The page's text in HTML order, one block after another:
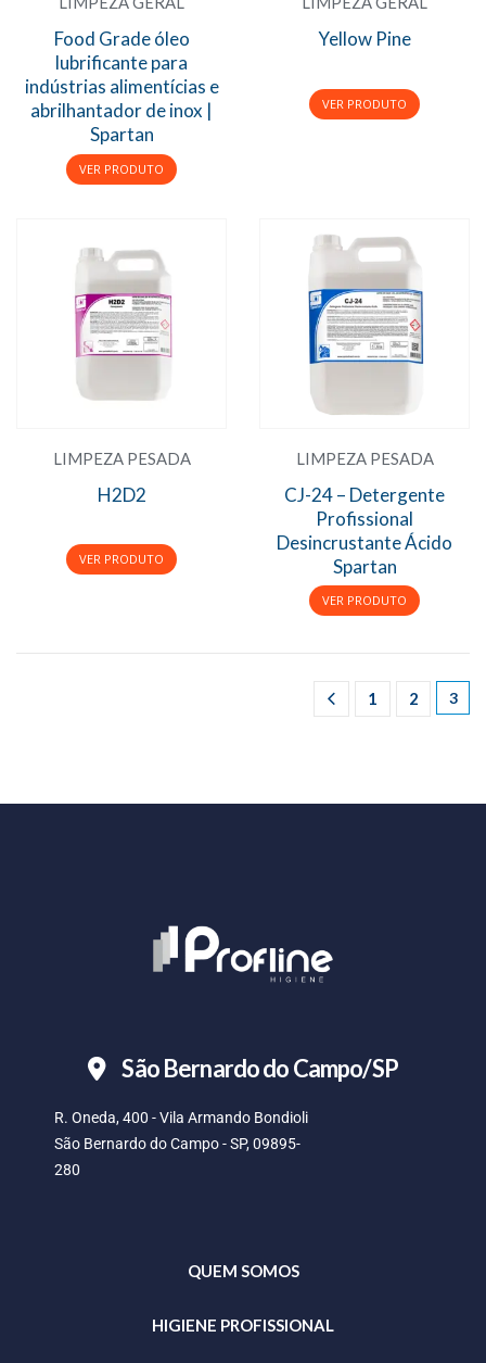
Food Grade óleo
lubrificante para
indústrias alimentícias e
abrilhantador de inox |
Spartan
Yellow Pine
LIMPEZA PESADA
H2D2
LIMPEZA PESADA
CJ-24 – Detergente
Profissional
Desincrustante Ácido
Spartan
1 2 3
São Bernardo do Campo/SP
R. Oneda, 400 - Vila Armando Bondioli
São Bernardo do Campo - SP, 09895-
280
QUEM SOMOS
HIGIENE PROFISSIONAL